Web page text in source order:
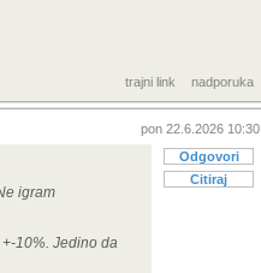
trajni link nadporuka
pon 22.6.2026 10:30
Odgovori
Citiraj
igram
10%. Jedino da